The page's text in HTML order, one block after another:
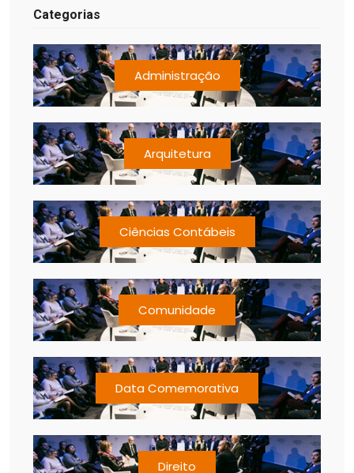
Categorias
Administração
Arquitetura
Ciências Contábeis
Comunidade
Data Comemorativa
Direito